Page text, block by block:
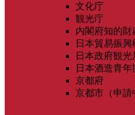
文化庁
観光庁
内閣府知的財
日本貿易振興
日本政府観光
日本酒造青年
京都府
京都市（申請